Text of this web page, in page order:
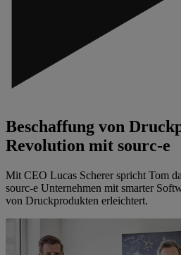
Beschaffung von
Revolution mit sourc-e
Mit CEO Lucas Scherer spricht Tom
sourc-e Unternehmen mit smarter
von Druckprodukten erleichtert.